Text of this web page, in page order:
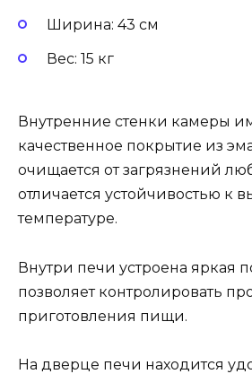
Ширина: 43 см
Вес: 15 кг
Внутренние стенки камеры
качественное покрытие из
очищается от загрязнений
отличается устойчивостью к
температуре.
Внутри печи устроена яркая
позволяет контролировать
приготовления пищи.
На дверце печи находится